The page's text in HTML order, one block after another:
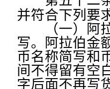
并符合下列要
（一）阿拉
写。阿拉伯金
币名称简写和
间不得留有空
字后面不再写